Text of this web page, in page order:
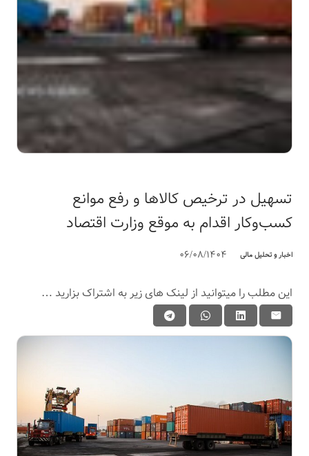
تسهیل در ترخیص کالاها و رفع موانع
کسب‌وکار اقدام به موقع وزارت اقتصاد
اخبار و تحلیل مالی 06/08/1404
این مطلب را میتوانید از لینک های زیر به اشتراک بزارید …